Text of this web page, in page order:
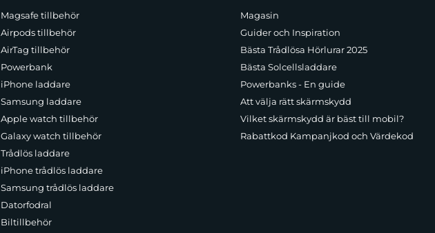
Magsafe tillbehör
Airpods tillbehör
AirTag tillbehör
Powerbank
iPhone laddare
Samsung laddare
Apple watch tillbehör
Galaxy watch tillbehör
Trådlös laddare
iPhone trådlös laddare
Samsung trådlös laddare
Datorfodral
Biltillbehör
Magasin
Guider och Inspiration
Bästa Trådlösa Hörlurar 2025
Bästa Solcellsladdare
Powerbanks - En guide
Att välja rätt skärmskydd
Vilket skärmskydd är bäst till mobil?
Rabattkod Kampanjkod och Värdekod